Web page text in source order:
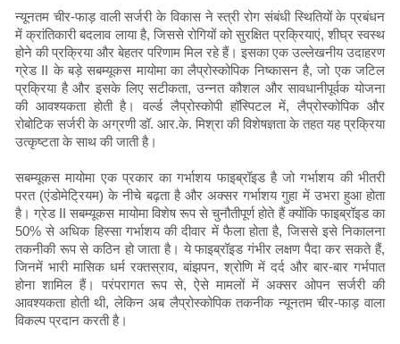
न्यूनतम चीर-फाड़ वाली सर्जरी के विकास ने स्त्री रोग संबंधी स्थितियों के प्रबंधन
में क्रांतिकारी बदलाव लाया है, जिससे रोगियों को सुरक्षित प्रक्रियाएं, शीघ्र स्वस्थ
होने की प्रक्रिया और बेहतर परिणाम मिल रहे हैं। इसका एक उल्लेखनीय उदाहरण
ग्रेड II के बड़े सबम्यूकस मायोमा का लैप्रोस्कोपिक निष्कासन है, जो एक जटिल
प्रक्रिया है और इसके लिए सटीकता, उन्नत कौशल और सावधानीपूर्वक योजना
की आवश्यकता होती है। वर्ल्ड लैप्रोस्कोपी हॉस्पिटल में, लैप्रोस्कोपिक और
रोबोटिक सर्जरी के अग्रणी डॉ. आर.के. मिश्रा की विशेषज्ञता के तहत यह प्रक्रिया
उत्कृष्टता के साथ की जाती है।
सबम्यूकस मायोमा एक प्रकार का गर्भाशय फाइब्रॉइड है जो गर्भाशय की भीतरी
परत (एंडोमेट्रियम) के नीचे बढ़ता है और अक्सर गर्भाशय गुहा में उभरा हुआ होता
है। ग्रेड II सबम्यूकस मायोमा विशेष रूप से चुनौतीपूर्ण होते हैं क्योंकि फाइब्रॉइड का
50% से अधिक हिस्सा गर्भाशय की दीवार में फैला होता है, जिससे इसे निकालना
तकनीकी रूप से कठिन हो जाता है। ये फाइब्रॉइड गंभीर लक्षण पैदा कर सकते हैं,
जिनमें भारी मासिक धर्म रक्तस्राव, बांझपन, श्रोणि में दर्द और बार-बार गर्भपात
होना शामिल हैं। परंपरागत रूप से, ऐसे मामलों में अक्सर ओपन सर्जरी की
आवश्यकता होती थी, लेकिन अब लैप्रोस्कोपिक तकनीक न्यूनतम चीर-फाड़ वाला
विकल्प प्रदान करती है।